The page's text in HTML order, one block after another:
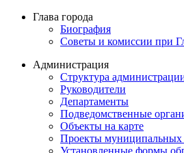
Глава города
Биография
Советы и комиссии при
Администрация
Структура
Руководители
Департаменты
Подведомственные
Объекты на карте
Проекты муниципальных
Установленные формы